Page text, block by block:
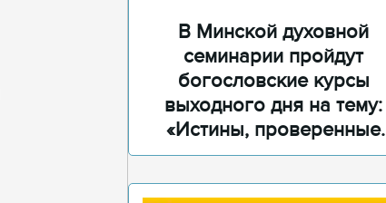
В Минской духовной
семинарии пройдут
богословские курсы
выходного дня на тему:
«Истины, проверенные
временем»